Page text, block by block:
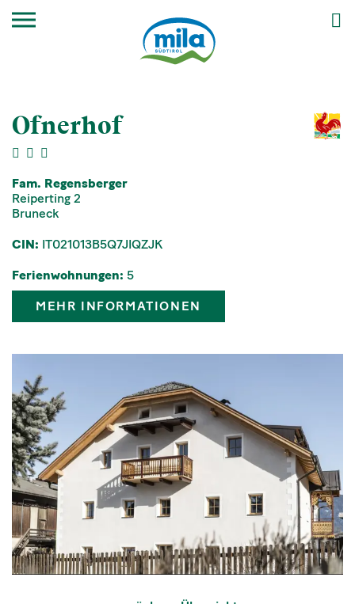
Ofnerhof
Fam. Regensberger
Reiperting 2
Bruneck
CIN: IT021013B5Q7JIQZJK
Ferienwohnungen: 5
MEHR INFORMATIONEN